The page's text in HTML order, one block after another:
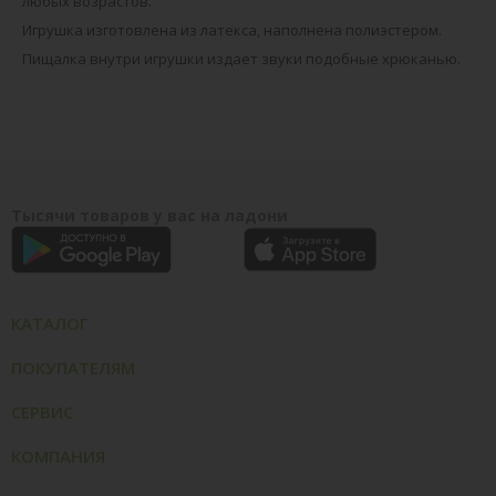
Игрушка изготовлена из латекса, наполнена полиэстером.
Пищалка внутри игрушки издает звуки подобные хрюканью.